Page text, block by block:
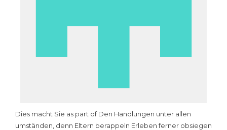
Dies macht Sie as part of Den Handlungen unter allen
umständen, denn Eltern berappeln Erleben ferner obsiegen